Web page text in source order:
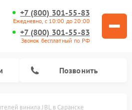
+7 (800) 301-55-83
Ежедневно, с 10:00 до 20:00
+7 (800) 301-55-83
Звонок бесплатный по РФ
Позвонить
винила JBL в Саранске